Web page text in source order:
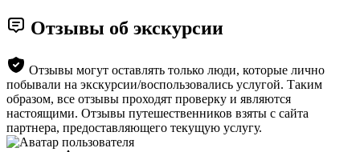
Отзывы об экскурсии
Отзывы могут оставлять только люди, которые лично
побывали на экскурсии/воспользовались услугой. Таким
образом, все отзывы проходят проверку и являются
настоящими. Отзывы путешественников взяты с сайта
партнера, предоставляющего текущую услугу.